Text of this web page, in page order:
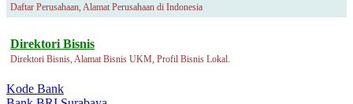
Daftar Perusahaan, Alamat Perusahaan di Indonesia
Direktori Bisnis
Direktori Bisnis, Alamat Bisnis UKM, Profil Bisnis Lokal.
Kode Bank